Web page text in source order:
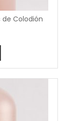
de Colodión